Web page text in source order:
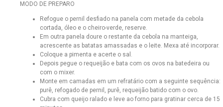
MODO DE PREPARO
Refogue o pernil desfiado na panela com metade da cebola
cortada, óleo e o cheiro-verde, reserve.
Em outra panela doure o restante da cebola na manteiga,
acrescente as batatas amassadas e o leite. Mexa até incorporar.
Coloque a pimenta e acerte o sal.
Depois pegue o requeijão e bata com os ovos na batedeira ou
com o mixer.
Monte em camadas em um refratário com a seguinte sequência:
purê, refogado de pernil, purê, requeijão batido com o ovo.
Cubra com queijo ralado e leve ao forno para gratinar cerca de 15